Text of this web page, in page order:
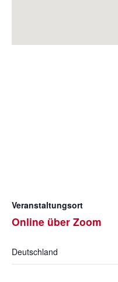
Veranstaltungsort
Online über Zoom
Deutschland